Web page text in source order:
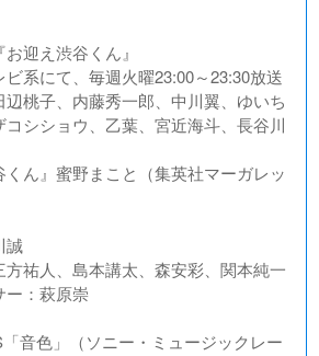
迎え渋谷くん』
系にて、毎週火曜23:00～23:30放送
桃子、内藤秀一郎、中川翼、ゆいち
コシショウ、乙葉、宮近海斗、長谷川
くん』蜜野まこと（集英社マーガレッ
誠
祐人、島本講太、森安彩、関本純一
ー：萩原崇
音色」（ソニー・ミュージックレー